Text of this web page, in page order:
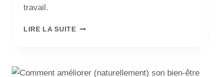
travail.
LIRE LA SUITE